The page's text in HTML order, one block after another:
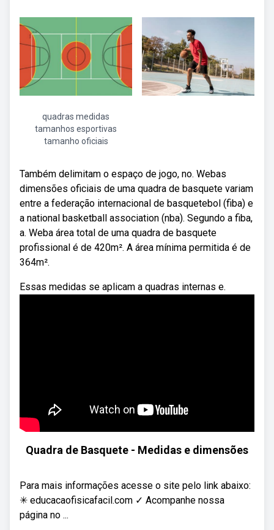
quadras medidas
tamanhos esportivas
tamanho oficiais
Também delimitam o espaço de jogo, no. Webas
dimensões oficiais de uma quadra de basquete variam
entre a federação internacional de basquetebol (fiba) e
a national basketball association (nba). Segundo a fiba,
a. Weba área total de uma quadra de basquete
profissional é de 420m². A área mínima permitida é de
364m².
Essas medidas se aplicam a quadras internas e.
Quadra de Basquete - Medidas e dimensões
Para mais informações acesse o site pelo link abaixo:
✳ educacaofisicafacil.com ✓ Acompanhe nossa
página no ...